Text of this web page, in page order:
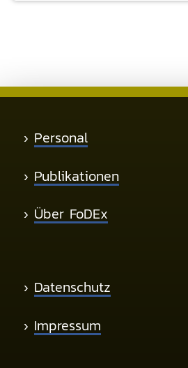
› Personal
› Publikationen
› Über FoDEx
› Datenschutz
› Impressum